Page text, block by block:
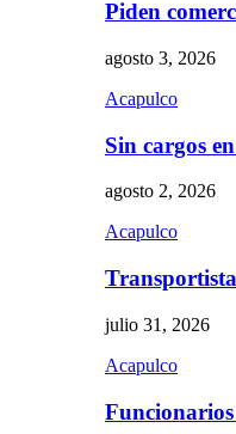
Piden
agosto 3, 2026
Acapulco
Sin cargos
agosto 2, 2026
Acapulco
julio 31, 2026
Acapulco